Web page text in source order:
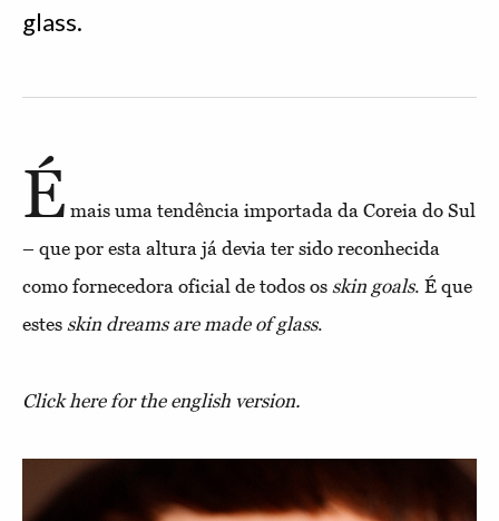
glass.
É mais uma tendência importada da Coreia do Sul
– que por esta altura já devia ter sido reconhecida
como fornecedora oficial de todos os skin goals. É que
estes skin dreams are made of glass.
Click here for the english version.